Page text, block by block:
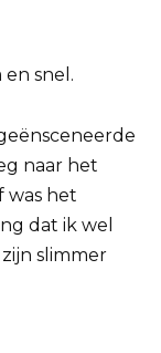
snel.
naar het
was het
dat ik wel
slimmer